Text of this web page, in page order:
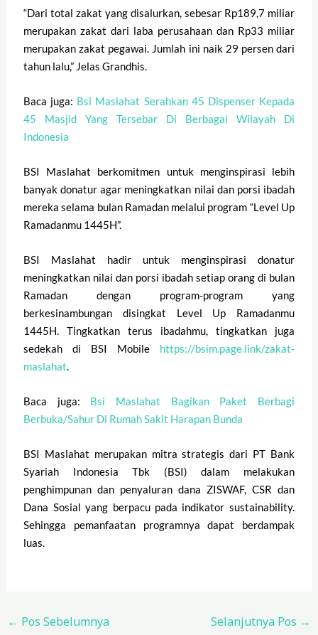
“Dari total zakat yang disalurkan, sebesar Rp189,7 miliar
merupakan zakat dari laba perusahaan dan Rp33 miliar
merupakan zakat pegawai. Jumlah ini naik 29 persen dari
tahun lalu,” Jelas Grandhis.
Baca juga: Bsi Maslahat Serahkan 45 Dispenser Kepada
45 Masjid Yang Tersebar Di Berbagai Wilayah Di
Indonesia
BSI Maslahat berkomitmen untuk menginspirasi lebih
banyak donatur agar meningkatkan nilai dan porsi ibadah
mereka selama bulan Ramadan melalui program “Level Up
Ramadanmu 1445H”.
BSI Maslahat hadir untuk menginspirasi donatur
meningkatkan nilai dan porsi ibadah setiap orang di bulan
Ramadan dengan program-program yang
berkesinambungan disingkat Level Up Ramadanmu
1445H. Tingkatkan terus ibadahmu, tingkatkan juga
sedekah di BSI Mobile https://bsim.page.link/zakat-
maslahat.
Baca juga: Bsi Maslahat Bagikan Paket Berbagi
Berbuka/Sahur Di Rumah Sakit Harapan Bunda
BSI Maslahat merupakan mitra strategis dari PT Bank
Syariah Indonesia Tbk (BSI) dalam melakukan
penghimpunan dan penyaluran dana ZISWAF, CSR dan
Dana Sosial yang berpacu pada indikator sustainability.
Sehingga pemanfaatan programnya dapat berdampak
luas.
← Pos Sebelumnya Selanjutnya Pos →